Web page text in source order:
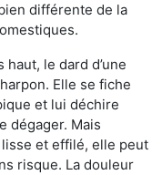
différente de la
haut, le dard d’une
Elle se fiche
et lui déchire
dégager. Mais
et effilé, elle peut
risque. La douleur